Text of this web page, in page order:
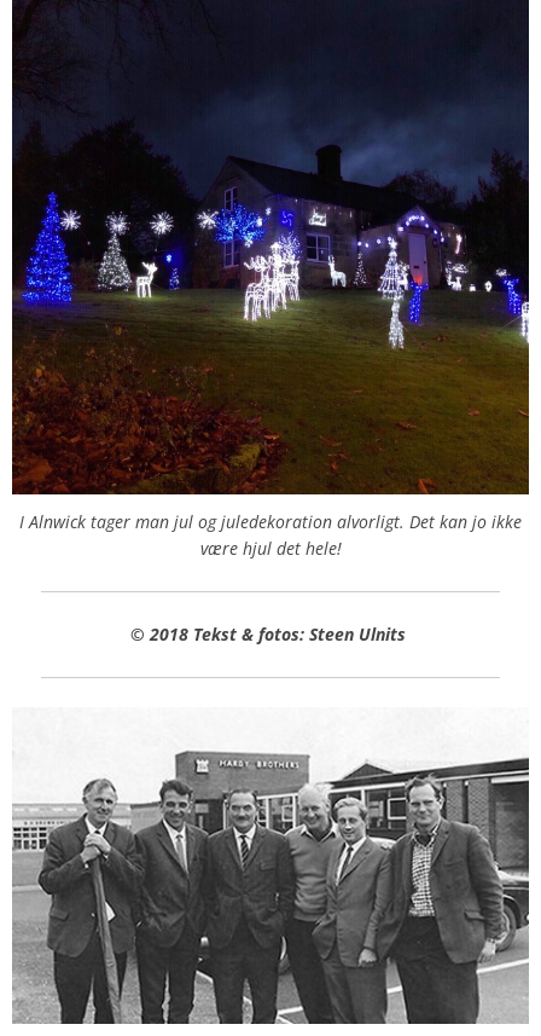
I Alnwick tager man jul og juledekoration alvorligt. Det kan jo ikke
være hjul det hele!
© 2018 Tekst & fotos: Steen Ulnits